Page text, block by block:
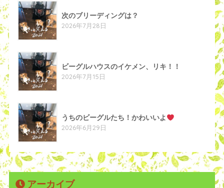
次のブリーディングは？
2026年7月28日
ビーグルハウスのイケメン、リキ！！
2026年7月15日
うちのビーグルたち！かわいいよ
2026年6月29日
アーカイブ